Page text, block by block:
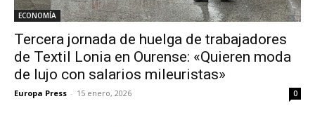
ECONOMÍA
Tercera jornada de huelga de trabajadores
de Textil Lonia en Ourense: «Quieren moda
de lujo con salarios mileuristas»
Europa Press - 15 enero, 2026 0